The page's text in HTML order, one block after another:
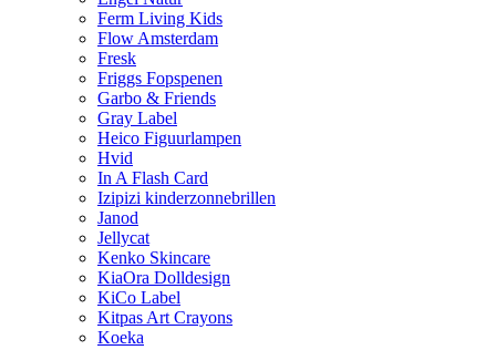
Ferm Living Kids
Flow Amsterdam
Fresk
Friggs Fopspenen
Garbo & Friends
Gray Label
Heico Figuurlampen
Hvid
In A Flash Card
Izipizi kinderzonnebrillen
Janod
Jellycat
Kenko Skincare
KiaOra Dolldesign
KiCo Label
Kitpas Art Crayons
Koeka